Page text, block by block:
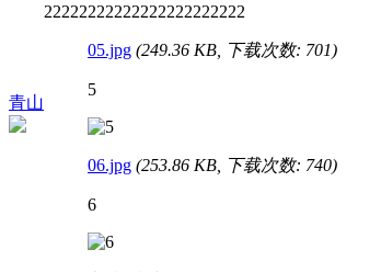
青山
22222222222222222222222
05.jpg (249.36 KB, 下载次数: 701)
5
06.jpg (253.86 KB, 下载次数: 740)
6